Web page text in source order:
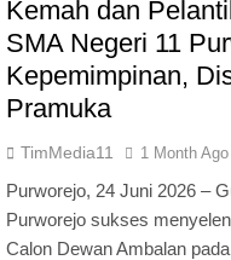
Kemah dan
SMA Negeri 11
Kepemimpinan,
Pramuka
TimMedia11 1 Month Ago
Purworejo, 24 Juni 2026 –
Purworejo sukses
Calon Dewan Ambalan